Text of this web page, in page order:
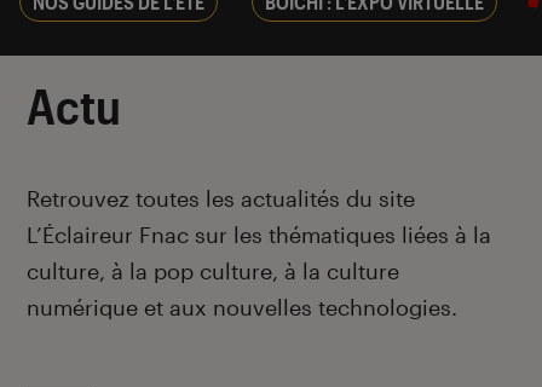
Actu
Introduction
Retrouvez toutes les actualités du site
L’Éclaireur Fnac sur les thématiques liées à la
culture, à la pop culture, à la culture
numérique et aux nouvelles technologies.